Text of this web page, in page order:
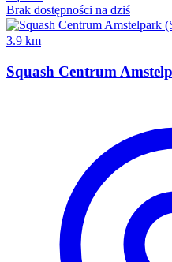
Brak dostępności na dziś
3.9 km
Squash Centrum